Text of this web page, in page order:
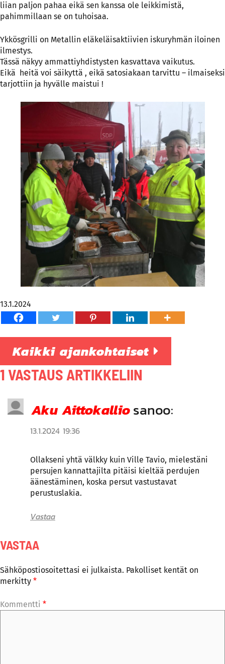
liian paljon pahaa eikä sen kanssa ole leikkimistä,
pahimmillaan se on tuhoisaa.
Ykkösgrilli on Metallin eläkeläisaktiivien iskuryhmän iloinen
ilmestys.
Tässä näkyy ammattiyhdistysten kasvattava vaikutus.
Eikä heitä voi säikyttä , eikä satosiakaan tarvittu – ilmaiseksi
tarjottiin ja hyvälle maistui !
13.1.2024
Kaikki ajankohtaiset
1 VASTAUS ARTIKKELIIN
Aku Aittokalliosanoo:
13.1.2024 19:36
Ollakseni yhtä välkky kuin Ville Tavio, mielestäni
persujen kannattajilta pitäisi kieltää perdujen
äänestäminen, koska persut vastustavat
perustuslakia.
Vastaa
VASTAA
Sähköpostiosoitettasi ei julkaista. Pakolliset kentät on
merkitty *
Kommentti *